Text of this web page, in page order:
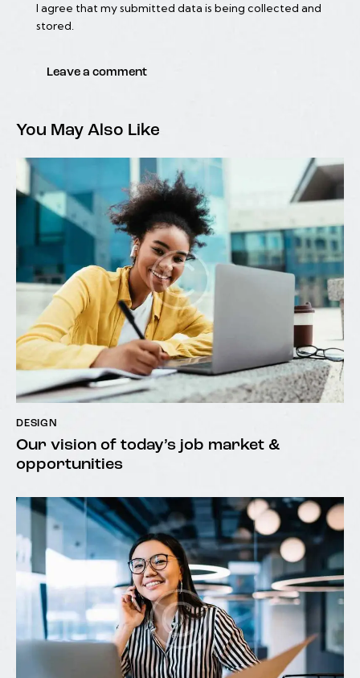
I agree that my submitted data is being collected and
stored.
You May Also Like
DESIGN
Our vision of today’s job market &
opportunities